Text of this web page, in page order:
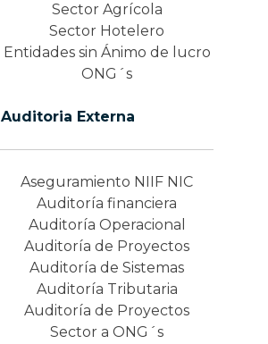
Sector Agrícola
Sector Hotelero
Entidades sin Ánimo de lucro
ONG´s
Auditoria Externa
Aseguramiento NIIF NIC
Auditoría financiera
Auditoría Operacional
Auditoría de Proyectos
Auditoría de Sistemas
Auditoría Tributaria
Auditoría de Proyectos
Sector a ONG´s